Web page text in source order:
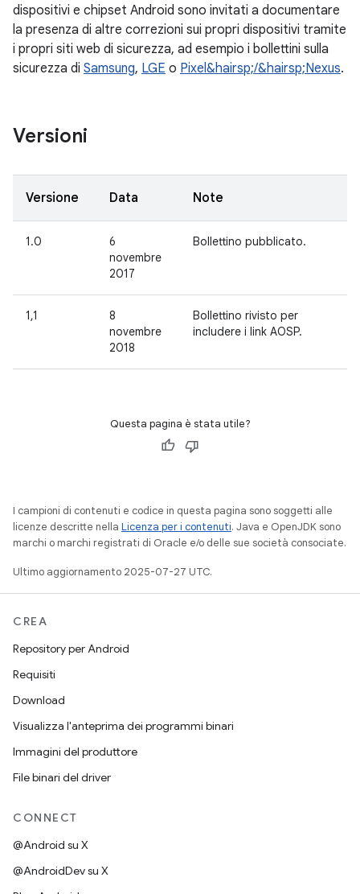
dispositivi e chipset Android sono invitati a documentare
la presenza di altre correzioni sui propri dispositivi tramite
i propri siti web di sicurezza, ad esempio i bollettini sulla
sicurezza di Samsung, LGE o Pixel&hairsp;/&hairsp;Nexus.
Versioni
Versione Data Note
1.0
6
novembre
2017
Bollettino pubblicato.
1,1
8
novembre
2018
Bollettino rivisto per
includere i link AOSP.
Questa pagina è stata utile?
I campioni di contenuti e codice in questa pagina sono soggetti alle
licenze descritte nella Licenza per i contenuti. Java e OpenJDK sono
marchi o marchi registrati di Oracle e/o delle sue società consociate.
Ultimo aggiornamento 2025-07-27 UTC.
CREA
Repository per Android
Requisiti
Download
Visualizza l'anteprima dei programmi binari
Immagini del produttore
File binari del driver
CONNECT
@Android su X
@AndroidDev su X